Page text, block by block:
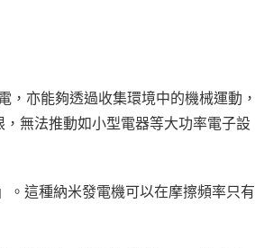
亦能夠透過收集環境中的機械運動，
無法推動如小型電器等大功率電子設
。這種納米發電機可以在摩擦頻率只有